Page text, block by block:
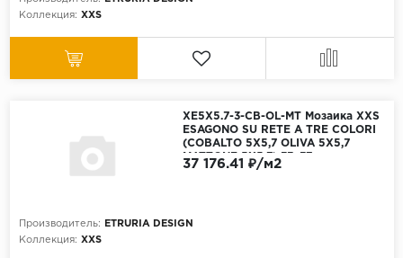
Коллекция: XXS
XE5X5.7-3-CB-OL-MT Мозаика XXS
ESAGONO SU RETE A TRE COLORI
(COBALTO 5X5,7 OLIVA 5X5,7
MATTONE 5X5,7) 33х37 см
Производитель:
ETRURIA DESIGN
Коллекция: XXS
37 176.41 ₽/м2